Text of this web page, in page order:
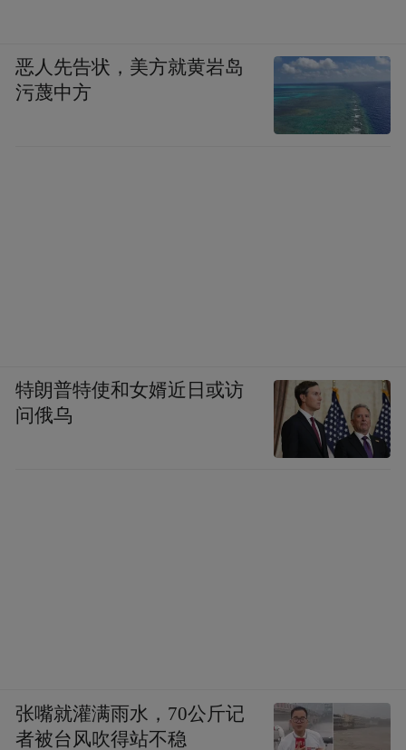
恶人先告状，美方就黄岩岛
污蔑中方
特朗普特使和女婿近日或访
问俄乌
张嘴就灌满雨水，70公斤记
者被台风吹得站不稳